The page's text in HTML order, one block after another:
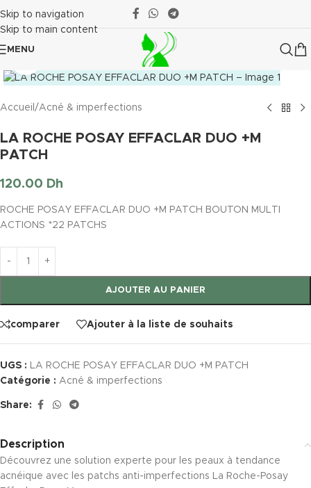
Skip to navigation
Skip to main content
MENU
Accueil /Acné & imperfections
LA ROCHE POSAY EFFACLAR DUO +M
PATCH
120.00 Dh
ROCHE POSAY EFFACLAR DUO +M PATCH BOUTON MULTI
ACTIONS *22 PATCHS
AJOUTER AU PANIER
comparer Ajouter à la liste de souhaits
UGS : LA ROCHE POSAY EFFACLAR DUO +M PATCH
Catégorie : Acné & imperfections
Share:
Description
Découvrez une solution experte pour les peaux à tendance
acnéique avec les patchs anti-imperfections La Roche-Posay